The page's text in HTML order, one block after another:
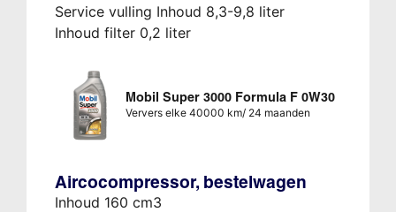
Service vulling Inhoud 8,3-9,8 liter
Inhoud filter 0,2 liter
Mobil Super 3000 Formula F 0W30
Ververs elke 40000 km/ 24 maanden
Aircocompressor, bestelwagen
Inhoud 160 cm3